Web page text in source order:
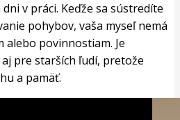
v práci. Keďže sa sústredíte
pohybov, vaša myseľ nemá
alebo povinnostiam. Je
pre starších ľudí, pretože
a pamäť.